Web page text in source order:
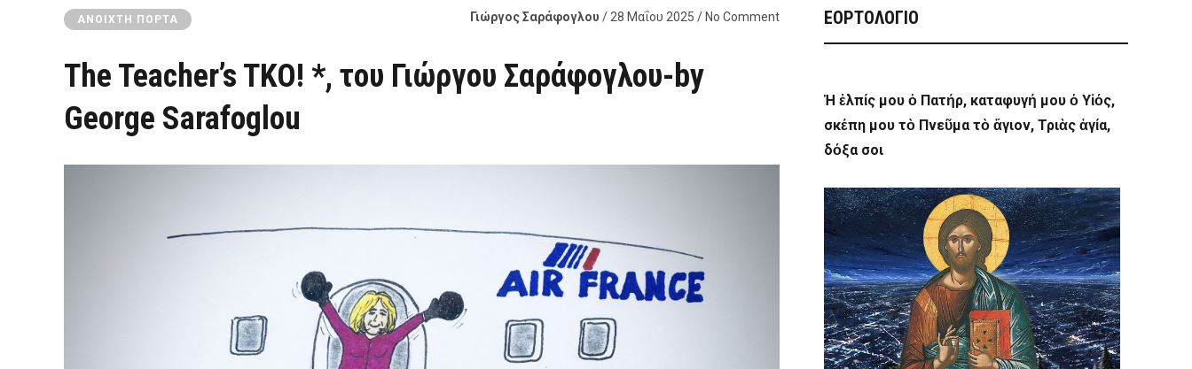
ΑΝΟΙΧΤΉ ΠΌΡΤΑ Γιώργος Σαράφογλου / 28 Μαΐου 2025 / No Comment
The Teacher’s TKO! *, του Γιώργου Σαράφογλου-by
George Sarafoglou
ΕΟΡΤΟΛΟΓΙΟ
Ἡ ἐλπίς μου ὁ Πατήρ, καταφυγή μου ὁ Υἱός,
σκέπη μου τὸ Πνεῦμα τὸ ἅγιον, Τριὰς ἁγία,
δόξα σοι